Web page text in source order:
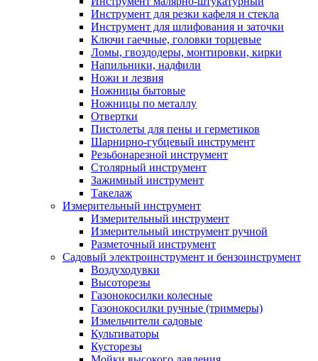
Инструмент для резки кафеля и стекла
Инструмент для шлифования и заточки
Ключи гаечные, головки торцевые
Ломы, гвоздодеры, монтировки, кирки
Напильники, надфили
Ножи и лезвия
Ножницы бытовые
Ножницы по металлу
Отвертки
Пистолеты для пены и герметиков
Шарнирно-губцевый инструмент
Резьбонарезной инструмент
Столярный инструмент
Зажимный инструмент
Такелаж
Измерительный инструмент
Измерительный инструмент
Измерительный инструмент ручной
Разметочный инструмент
Садовый электроинструмент и бензоинструмент
Воздуходувки
Высоторезы
Газонокосилки колесные
Газонокосилки ручные (триммеры)
Измельчители садовые
Культиваторы
Кусторезы